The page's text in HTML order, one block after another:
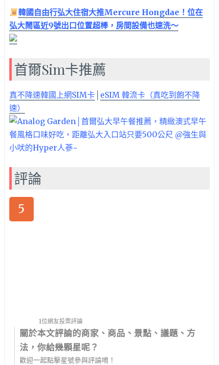
韓國自由行弘大住宿大推Mercure Hongdae！位在
弘大鬧區近9號出口位置超棒，房間設備也速洗～
首爾Sim卡推薦
真不降速韓國上網SIM卡│ eSIM 韓流卡（真吃到飽不降
速）
評論
5
1位網友投票評論
關於本文評論的商家、商品、景點、議題、方
法，你給幾顆星呢？
歡迎一起點擊星號參與評論唷！